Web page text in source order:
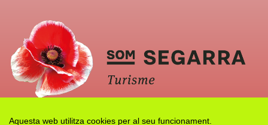
Aquesta web utilitza cookies per al seu funcionament.